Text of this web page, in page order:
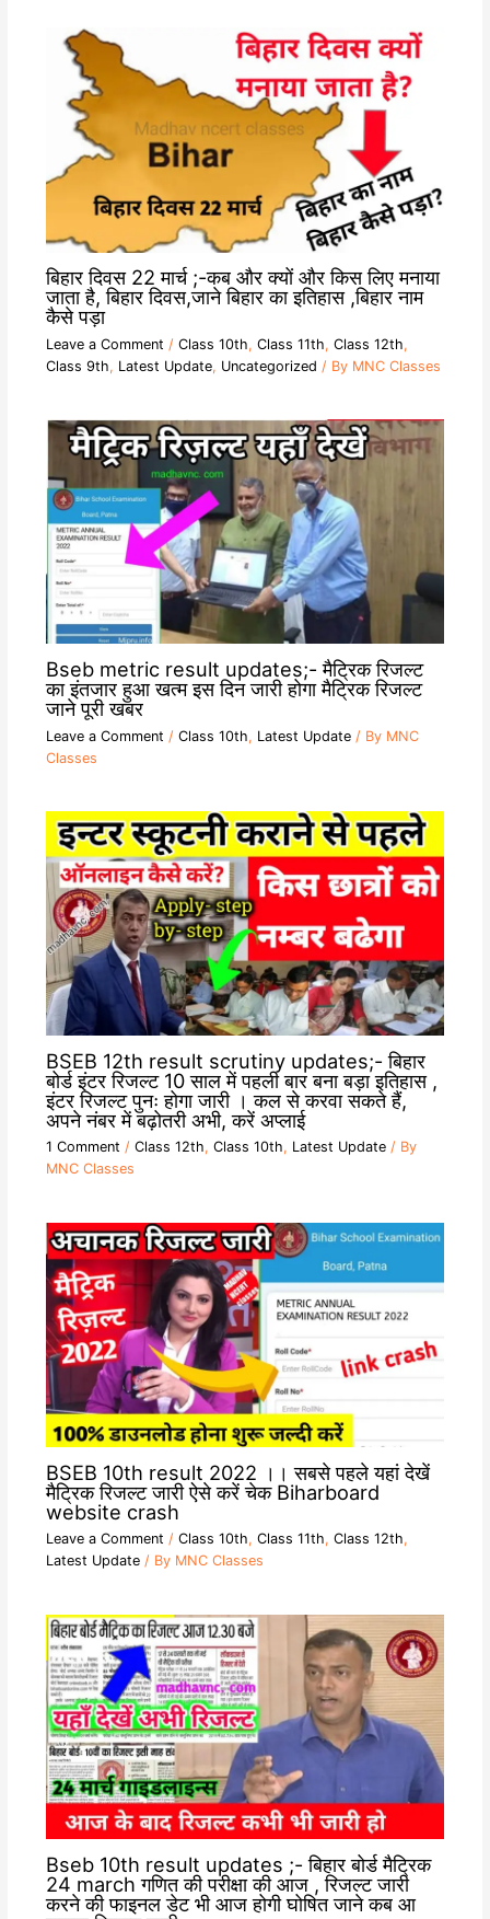
बिहार दिवस 22 मार्च ;-कब और क्यों और किस लिए मनाया
जाता है, बिहार दिवस,जाने बिहार का इतिहास ,बिहार नाम
कैसे पड़ा
Leave a Comment / Class 10th, Class 11th, Class 12th,
Class 9th, Latest Update, Uncategorized / By MNC Classes
Bseb metric result updates;- मैट्रिक रिजल्ट
का इंतजार हुआ खत्म इस दिन जारी होगा मैट्रिक रिजल्ट
जाने पूरी खबर
Leave a Comment / Class 10th, Latest Update/ By MNC
Classes
BSEB 12th result scrutiny updates;- बिहार
बोर्ड इंटर रिजल्ट 10 साल में पहली बार बना बड़ा इतिहास ,
इंटर रिजल्ट पुनः होगा जारी । कल से करवा सकते हैं,
अपने नंबर में बढ़ोतरी अभी, करें अप्लाई
1 Comment / Class 12th, Class 10th, Latest Update/ By
MNC Classes
BSEB 10th result 2022 ।। सबसे पहले यहां देखें
मैट्रिक रिजल्ट जारी ऐसे करें चेक Biharboard
website crash
Leave a Comment / Class 10th, Class 11th, Class 12th,
Latest Update/ By MNC Classes
Bseb 10th result updates ;- बिहार बोर्ड मैट्रिक
24 march गणित की परीक्षा की आज , रिजल्ट जारी
करने की फाइनल डेट भी आज होगी घोषित जाने कब आ